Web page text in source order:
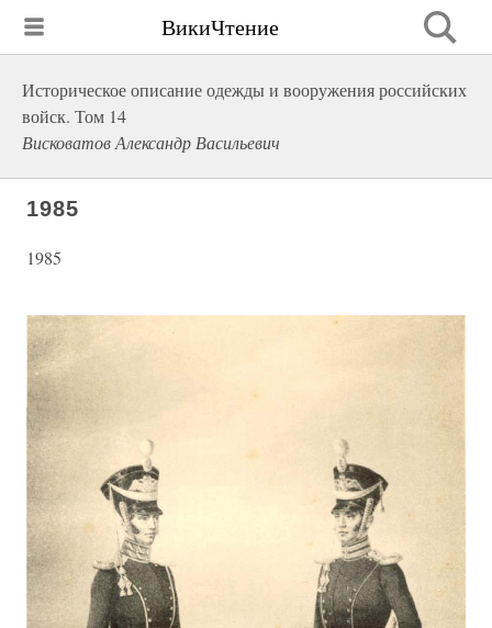
ВикиЧтение
Историческое описание одежды и вооружения российских
войск. Том 14
Висковатов Александр Васильевич
1985
1985